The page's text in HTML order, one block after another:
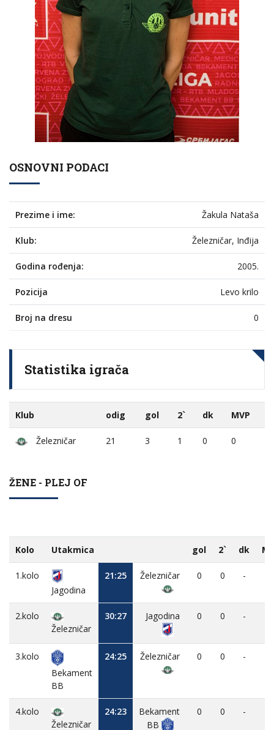
OSNOVNI PODACI
Prezime i ime: Žakula Nataša
Klub: Železničar, Inđija
Godina rođenja: 2005.
Pozicija Levo krilo
Broj na dresu 0
Statistika igrača
Klub odig gol 2` dk MVP
Železničar 21 3 1 0 0
ŽENE - PLEJ OF
Kolo Utakmica gol 2` dk
1.kolo
Jagodina
21:25 Železničar 0 0 -
2.kolo
Železničar
30:27 Jagodina 0 0 -
3.kolo
Bekament
BB
24:25 Železničar 0 0 -
4.kolo
Železničar
24:23
Bekament
BB
0 0 -